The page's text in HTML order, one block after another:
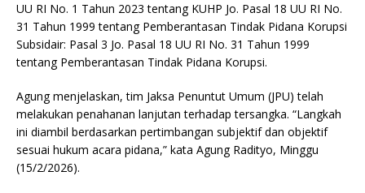
UU RI No. 1 Tahun 2023 tentang KUHP Jo. Pasal 18 UU RI No.
31 Tahun 1999 tentang Pemberantasan Tindak Pidana Korupsi
Subsidair: Pasal 3 Jo. Pasal 18 UU RI No. 31 Tahun 1999
tentang Pemberantasan Tindak Pidana Korupsi.
Agung menjelaskan, tim Jaksa Penuntut Umum (JPU) telah
melakukan penahanan lanjutan terhadap tersangka. “Langkah
ini diambil berdasarkan pertimbangan subjektif dan objektif
sesuai hukum acara pidana,” kata Agung Radityo, Minggu
(15/2/2026).